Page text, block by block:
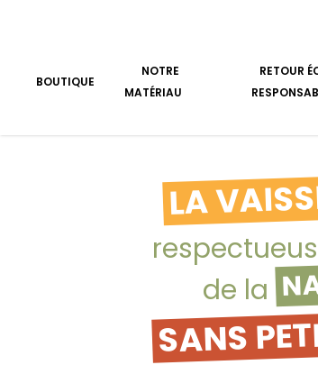
BOUTIQUE
NOTRE
MATÉRIAU
RETOUR
LA
de la
SANS